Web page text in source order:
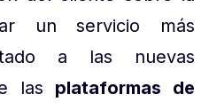
un servicio más
a las nuevas
las plataformas de